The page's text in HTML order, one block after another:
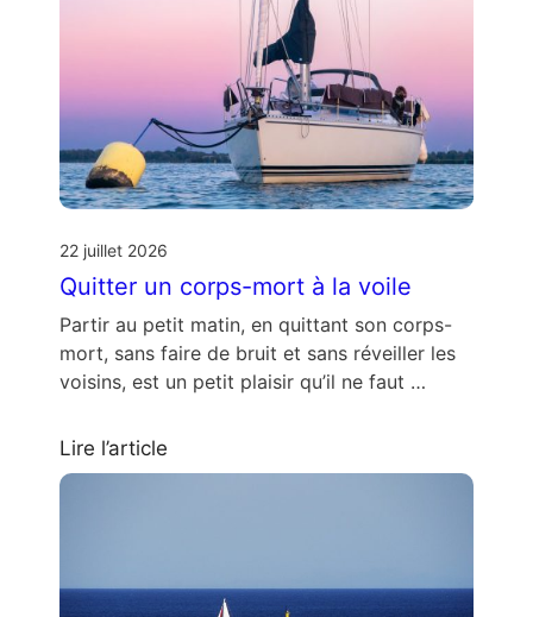
22 juillet 2026
Quitter un corps-mort à la voile
Partir au petit matin, en quittant son corps-
mort, sans faire de bruit et sans réveiller les
voisins, est un petit plaisir qu’il ne faut …
Lire l’article